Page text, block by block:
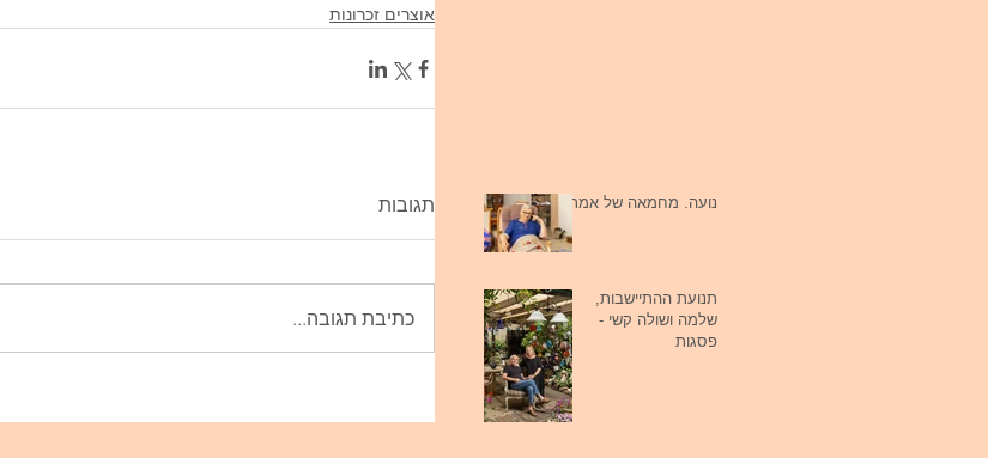
אוצרים זכרונות
תגובות
כתיבת תגובה...
נועה. מחמאה של אמת.
תנועת ההתיישבות,
שלמה ושולה קשי -
פסגות